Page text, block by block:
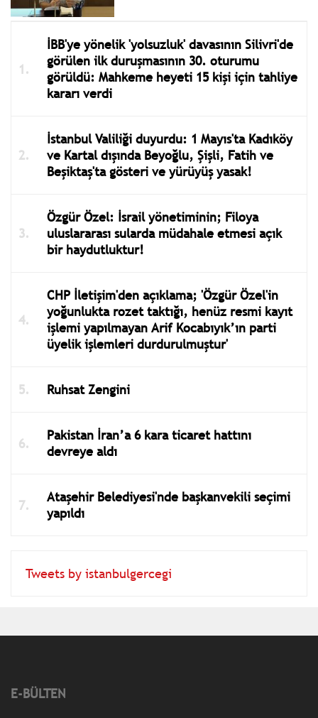
İBB'ye yönelik 'yolsuzluk' davasının Silivri'de
görülen ilk duruşmasının 30. oturumu
görüldü: Mahkeme heyeti 15 kişi için tahliye
kararı verdi
İstanbul Valiliği duyurdu: 1 Mayıs'ta Kadıköy
ve Kartal dışında Beyoğlu, Şişli, Fatih ve
Beşiktaş'ta gösteri ve yürüyüş yasak!
Özgür Özel: İsrail yönetiminin; Filoya
uluslararası sularda müdahale etmesi açık
bir haydutluktur!
CHP İletişim'den açıklama; 'Özgür Özel'in
yoğunlukta rozet taktığı, henüz resmi kayıt
işlemi yapılmayan Arif Kocabıyık’ın parti
üyelik işlemleri durdurulmuştur'
Ruhsat Zengini
Pakistan İran’a 6 kara ticaret hattını
devreye aldı
Ataşehir Belediyesi'nde başkanvekili seçimi
yapıldı
Tweets by istanbulgercegi
E-BÜLTEN